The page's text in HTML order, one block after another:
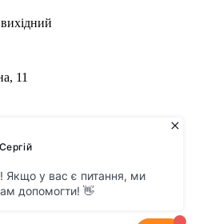
вихідний
11